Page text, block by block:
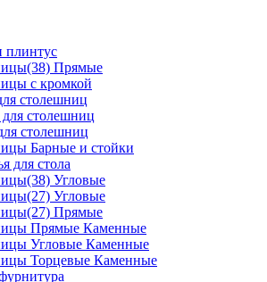
Прямые
с кромкой
столешниц
столешниц
столешниц
Барные и стойки
для стола
Угловые
Угловые
Прямые
Прямые Каменные
Угловые Каменные
Торцевые Каменные